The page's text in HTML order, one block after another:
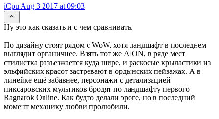
iCpu Aug 3 2017 at 09:03
Ну это как сказать и с чем сравнивать.
По дизайну стоят рядом с WoW, хотя ландшафт в последнем
выглядит органичнее. Взять тот же AION, в ряде мест
стилистка разъезжается куда шире, и раскосые крыластики из
эльфийских красот застревают в ордынских пейзажах. А в
линейке ещё забавнее, персонажи с детализацией
пиксаровских мультиков бродят по ландшафту первого
Ragnarok Online. Как будто делали эроге, но в последний
момент механику любви пролюбили.